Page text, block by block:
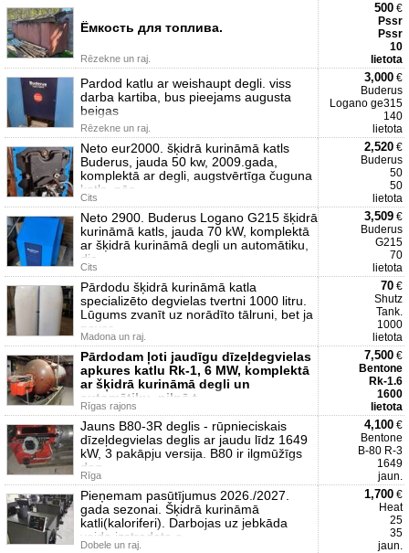
Ёмкость для топлива.
Rēzekne un raj.
500 €
Pssr
Pssr
10
lietota
Pardod katlu ar weishaupt degli. viss
darba kartiba, bus pieejams augusta
beigas
Rēzekne un raj.
3,000 €
Buderus
Logano ge315
140
lietota
Neto eur2000. šķidrā kurināmā katls
Buderus, jauda 50 kw, 2009.gada,
komplektā ar degli, augstvērtīga čuguna
katls, pēc
Cits
2,520 €
Buderus
50
50
lietota
Neto 2900. Buderus Logano G215 šķidrā
kurināmā katls, jauda 70 kW, komplektā
ar šķidrā kurināmā degli un automātiku,
die
Cits
3,509 €
Buderus
G215
70
lietota
Pārdodu šķidrā kurināmā katla
specializēto degvielas tvertni 1000 litru.
Lūgums zvanīt uz norādīto tālruni, bet ja
nevar
Madona un raj.
70 €
Shutz
Tank.
1000
lietota
Pārdodam ļoti jaudīgu dīzeļdegvielas
apkures katlu Rk-1, 6 MW, komplektā
ar šķidrā kurināmā degli un
automātiku, pilnā t
Rīgas rajons
7,500 €
Bentone
Rk-1.6
1600
lietota
Jauns B80-3R deglis - rūpnieciskais
dīzeļdegvielas deglis ar jaudu līdz 1649
kW, 3 pakāpju versija. B80 ir ilgmūžīgs
deg
Rīga
4,100 €
Bentone
B-80 R-3
1649
jaun.
Pieņemam pasūtījumus 2026./2027.
gada sezonai. Šķidrā kurināmā
katli(kaloriferi). Darbojas uz jebkāda
veida izstradato e
Dobele un raj.
1,700 €
Heat
25
35
jaun.